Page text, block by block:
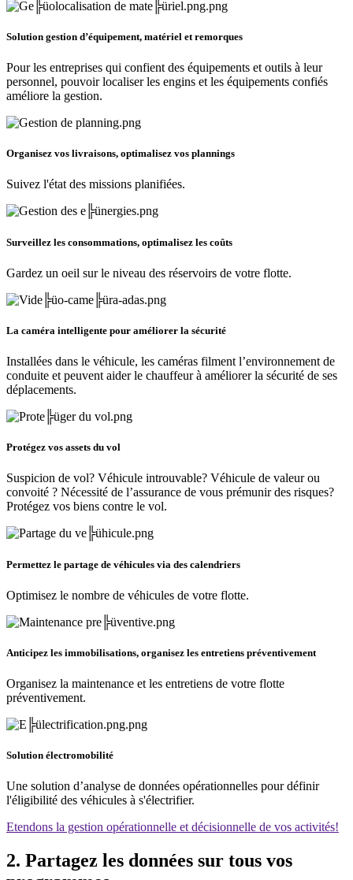
Solution gestion d’équipement, matériel et remorques
Pour les entreprises qui confient des équipements et outils à leur
personnel, pouvoir localiser les engins et les équipements confiés
améliore la gestion.
Organisez vos livraisons, optimalisez vos plannings
Suivez l'état des missions planifiées.
Surveillez les consommations, optimalisez les coûts
Gardez un oeil sur le niveau des réservoirs de votre flotte.
La caméra intelligente pour améliorer la sécurité
Installées dans le véhicule, les caméras filment l’environnement de
conduite et peuvent aider le chauffeur à améliorer la sécurité de ses
déplacements.
Protégez vos assets du vol
Suspicion de vol? Véhicule introuvable? Véhicule de valeur ou
convoité ? Nécessité de l’assurance de vous prémunir des risques?
Protégez vos biens contre le vol.
Permettez le partage de véhicules via des calendriers
Optimisez le nombre de véhicules de votre flotte.
Anticipez les immobilisations, organisez les entretiens préventivement
Organisez la maintenance et les entretiens de votre flotte
préventivement.
Solution électromobilité
Une solution d’analyse de données opérationnelles pour définir
l'éligibilité des véhicules à s'électrifier.
Etendons la gestion opérationnelle et décisionnelle de vos activités!
2. Partagez les données sur tous vos